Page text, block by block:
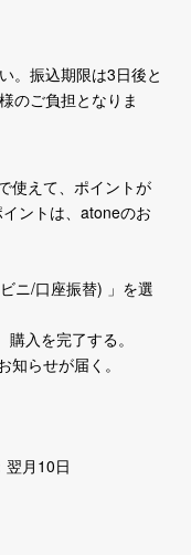
。振込期限は3日後と
のご負担となりま
使えて、ポイントが
ントは、atoneのお
ニ/口座振替) 」を選
入を完了する。
らせが届く。
翌月10日